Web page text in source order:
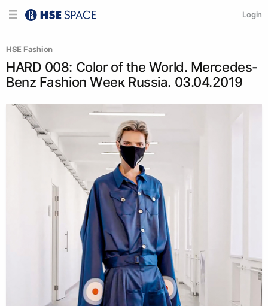
Login
HSE Fashion
HARD 008: Color of the World. Mercedes-
Benz Fashion Wеек Russia. 03.04.2019